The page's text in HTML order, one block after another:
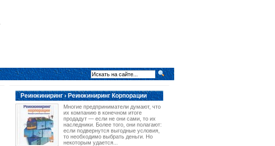
Реинжиниринг › Реинжиниринг Корпорации
Многие предприниматели думают, что
их компанию в конечном итоге
продадут — если не они сами, то их
наследники. Более того, они полагают:
если подвернутся выгодные условия,
то необходимо выбрать деньги. Но
некоторым удается...